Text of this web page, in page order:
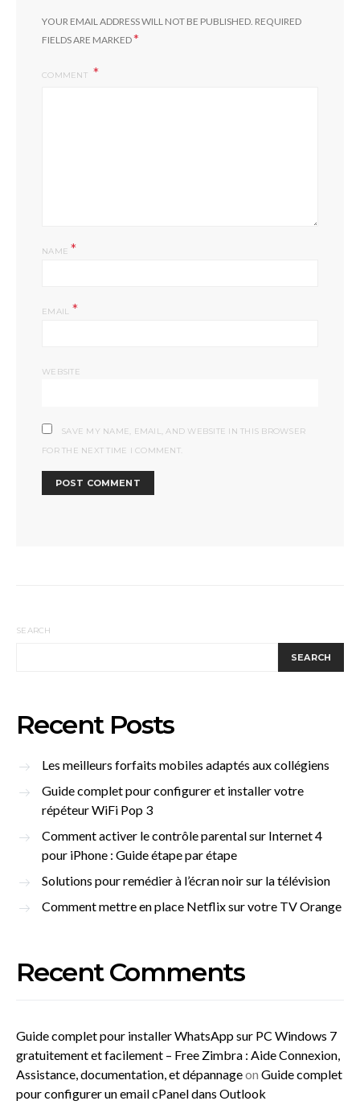
YOUR EMAIL ADDRESS WILL NOT BE PUBLISHED. REQUIRED
FIELDS ARE MARKED*
COMMENT
NAME *
EMAIL *
WEBSITE
SAVE MY NAME, EMAIL, AND WEBSITE IN THIS BROWSER
FOR THE NEXT TIME I COMMENT.
SEARCH
SEARCH
Recent Posts
Les meilleurs forfaits mobiles adaptés aux collégiens
Guide complet pour configurer et installer votre
répéteur WiFi Pop 3
Comment activer le contrôle parental sur Internet 4
pour iPhone : Guide étape par étape
Solutions pour remédier à l’écran noir sur la télévision
Comment mettre en place Netflix sur votre TV Orange
Recent Comments
Guide complet pour installer WhatsApp sur PC Windows 7
gratuitement et facilement – Free Zimbra : Aide Connexion,
Assistance, documentation, et dépannageon Guide complet
pour configurer un email cPanel dans Outlook